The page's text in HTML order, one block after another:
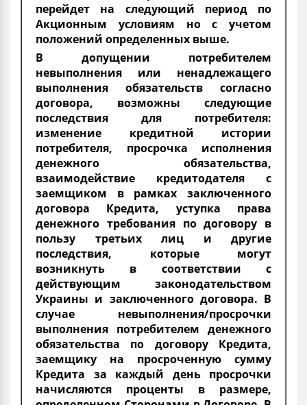
перейдет на следующий период по
Акционным условиям но с учетом
положений определенных выше.
В допущении потребителем
невыполнения или ненадлежащего
выполнения обязательств согласно
договора, возможны следующие
последствия для потребителя:
изменение кредитной истории
потребителя, просрочка исполнения
денежного обязательства,
взаимодействие кредитодателя с
заемщиком в рамках заключенного
договора Кредита, уступка права
денежного требования по договору в
пользу третьих лиц и другие
последствия, которые могут
возникнуть в соответствии с
действующим законодательством
Украины и заключенного договора. В
случае невыполнения/просрочки
выполнения потребителем денежного
обязательства по договору Кредита,
заемщику на просроченную сумму
Кредита за каждый день просрочки
начисляются проценты в размере,